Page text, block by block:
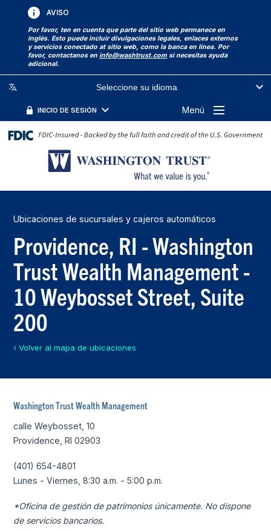
AVISO
Por favor, ten en cuenta que parte del sitio web permanece en
inglés. Esto puede incluir divulgaciones legales, enlaces externos
y servicios conectado at sitio web, como la banca en línea. Por
favor, contactanos eninfo@washtrust.com si necesitas ayuda
adicional.
Seleccione su idioma
INICIO DE SESIÓN Menú
Ubicaciones de sucursales y cajeros automáticos
Providence, RI - Washington
Trust Wealth Management -
10 Weybosset Street, Suite
200
‹ Volver al mapa de ubicaciones
Washington Trust Wealth Management
calle Weybosset, 10
Providence, RI 02903
(401) 654-4801
Lunes - Viernes, 8:30 a.m. - 5:00 p.m.
*Oficina de gestión de patrimonios únicamente. No dispone
de servicios bancarios.